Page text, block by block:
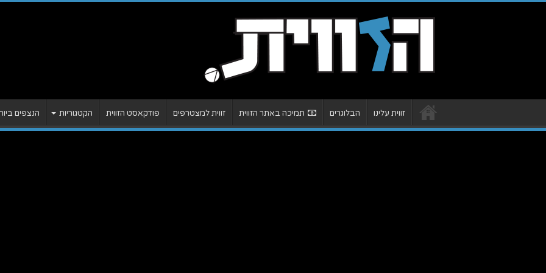
זווית עלינו הבלוגרים תמיכה באתר הזווית זווית למצטרפים פודקאסט הזווית הקטגוריות הנצפים